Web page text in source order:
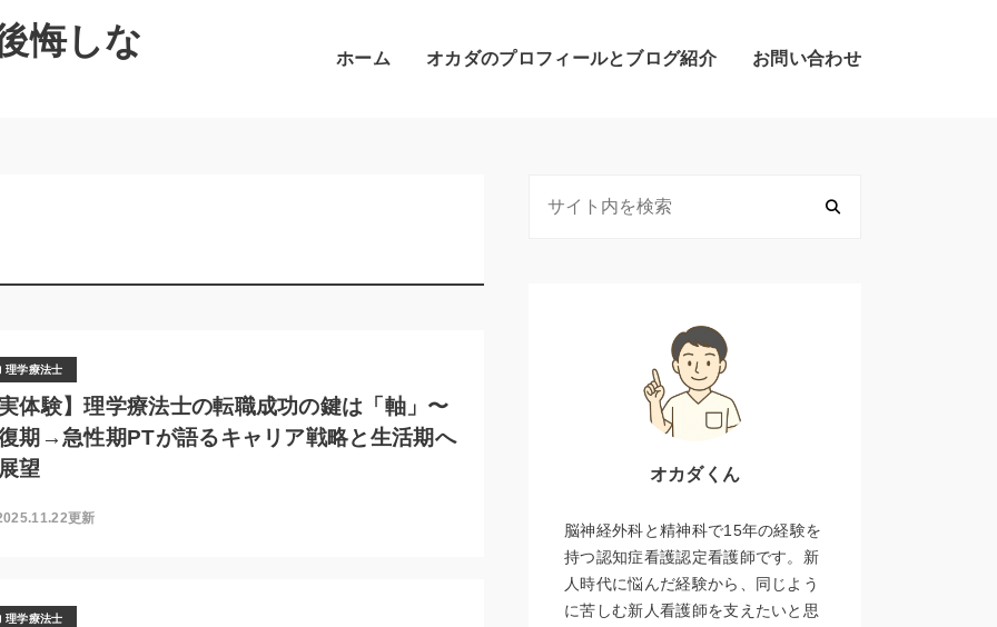
悔しな ホーム オカダのプロフィールとブログ紹介 お問い合わせ
理学療法士
体験】理学療法士の転職成功の鍵は「軸」〜
期→急性期PTが語るキャリア戦略と生活期へ
望
更新
理学療法士
オカダくん
脳神経外科と精神科で15年の経験を
持つ認知症看護認定看護師です。新
人時代に悩んだ経験から、同じよう
に苦しむ新人看護師を支えたいと思